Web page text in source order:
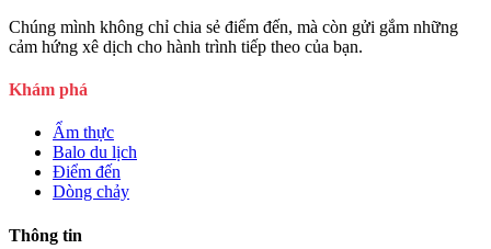
Chúng mình không chỉ chia sẻ điểm đến, mà còn gửi gắm những
cảm hứng xê dịch cho hành trình tiếp theo của bạn.
Khám phá
Ẩm thực
Balo du lịch
Điểm đến
Dòng chảy
Thông tin